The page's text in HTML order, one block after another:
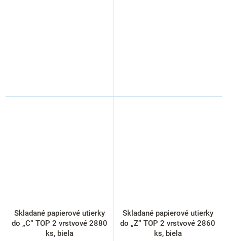
Skladané papierové utierky
do „C“ TOP 2 vrstvové 2880
ks, biela
Skladané papierové utierky
do „Z“ TOP 2 vrstvové 2860
ks, biela